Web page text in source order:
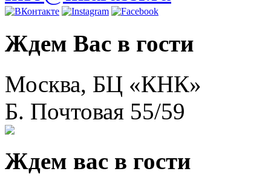
Ждем Вас в гости
Москва, БЦ «КНК»
Б. Почтовая 55/59
Ждем вас в гости